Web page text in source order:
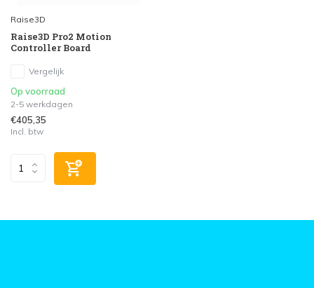
Raise3D
Raise3D Pro2 Motion
Controller Board
Vergelijk
Op voorraad
2-5 werkdagen
€405,35
Incl. btw